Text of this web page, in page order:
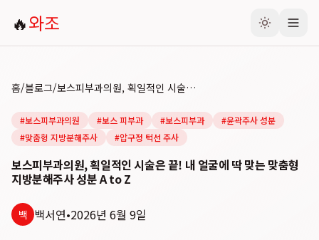
🔥와조
홈/블로그/ 보스피부과의원, 획일적인 시술은 끝! 내 얼굴에 딱 맞는 맞춤형 지방분해주사 성분 A to Z
#보스피부과의원 #보스 피부과 #보스피부과 #윤곽주사 성분
#맞춤형 지방분해주사 #압구정 턱선 주사
보스피부과의원, 획일적인 시술은 끝! 내 얼굴에 딱 맞는 맞춤형
지방분해주사 성분 A to Z
백 백서연•2026년 6월 9일